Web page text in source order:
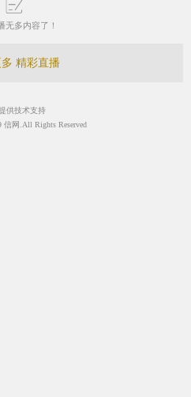
无多内容了！
精彩直播
供技术支持
网.All Rights Reserved